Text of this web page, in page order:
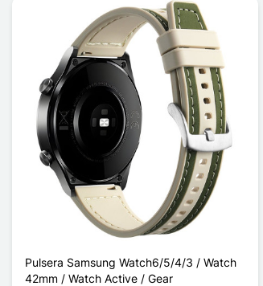
Pulsera Samsung Watch6/5/4/3 / Watch
42mm / Watch Active / Gear